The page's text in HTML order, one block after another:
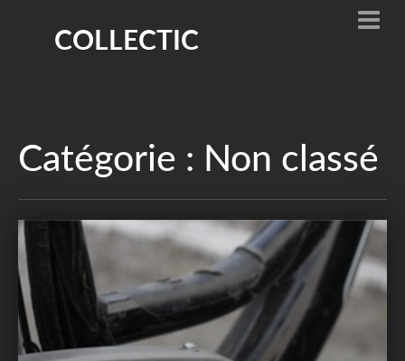
COLLECTIC
Catégorie : Non classé